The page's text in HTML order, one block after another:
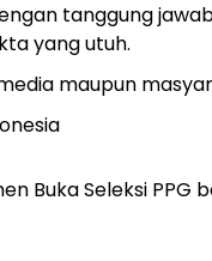
tanggung
yang utuh.
maupun
Buka Seleksi PPG